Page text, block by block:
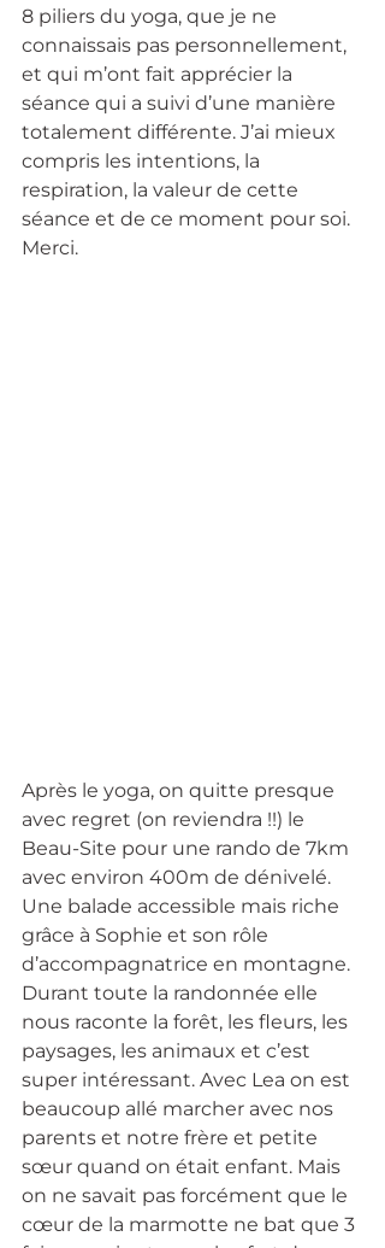
8 piliers du yoga, que je ne
connaissais pas personnellement,
et qui m’ont fait apprécier la
séance qui a suivi d’une manière
totalement différente. J’ai mieux
compris les intentions, la
respiration, la valeur de cette
séance et de ce moment pour soi.
Merci.
Après le yoga, on quitte presque
avec regret (on reviendra !!) le
Beau-Site pour une rando de 7km
avec environ 400m de dénivelé.
Une balade accessible mais riche
grâce à Sophie et son rôle
d’accompagnatrice en montagne.
Durant toute la randonnée elle
nous raconte la forêt, les fleurs, les
paysages, les animaux et c’est
super intéressant. Avec Lea on est
beaucoup allé marcher avec nos
parents et notre frère et petite
sœur quand on était enfant. Mais
on ne savait pas forcément que le
cœur de la marmotte ne bat que 3